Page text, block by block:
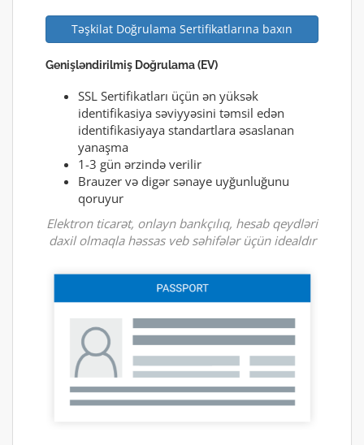
Təşkilat Doğrulama Sertifikatlarına baxın
Genişləndirilmiş Doğrulama (EV)
SSL Sertifikatları üçün ən yüksək
identifikasiya səviyyəsini təmsil edən
identifikasiyaya standartlara əsaslanan
yanaşma
1-3 gün ərzində verilir
Brauzer və digər sənaye uyğunluğunu
qoruyur
Elektron ticarət, onlayn bankçılıq, hesab qeydləri
daxil olmaqla həssas veb səhifələr üçün idealdır